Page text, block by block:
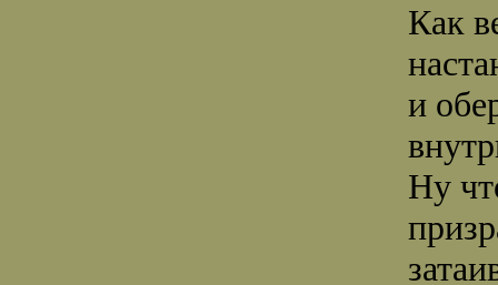
Как
и
Ну